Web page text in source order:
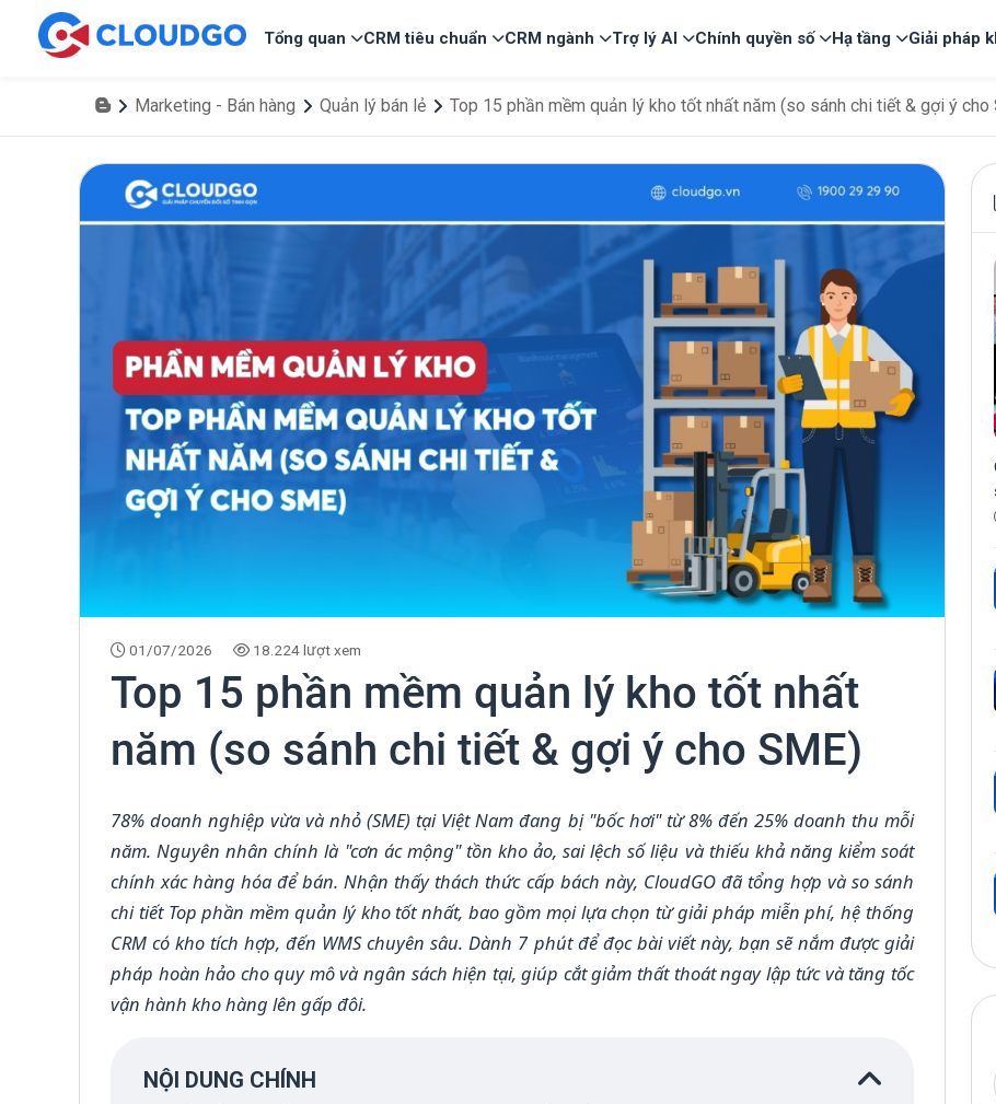
Tổng quan CRM tiêu chuẩn CRM ngành Trợ lý AI Chính quyền số Hạ tầng Giải pháp
Marketing - Bán hàng Quản lý bán lẻ Top 15 phần mềm quản lý kho tốt nhất năm (so sánh chi tiết & gợi ý cho
01/07/2026 18.224 lượt xem
Top 15 phần mềm quản lý kho tốt nhất
năm (so sánh chi tiết & gợi ý cho SME)
78% doanh nghiệp vừa và nhỏ (SME) tại Việt Nam đang bị "bốc hơi" từ 8% đến 25% doanh thu mỗi
năm. Nguyên nhân chính là "cơn ác mộng" tồn kho ảo, sai lệch số liệu và thiếu khả năng kiểm soát
chính xác hàng hóa để bán. Nhận thấy thách thức cấp bách này, CloudGO đã tổng hợp và so sánh
chi tiết Top phần mềm quản lý kho tốt nhất, bao gồm mọi lựa chọn từ giải pháp miễn phí, hệ thống
CRM có kho tích hợp, đến WMS chuyên sâu. Dành 7 phút để đọc bài viết này, bạn sẽ nắm được giải
pháp hoàn hảo cho quy mô và ngân sách hiện tại, giúp cắt giảm thất thoát ngay lập tức và tăng tốc
vận hành kho hàng lên gấp đôi.
NỘI DUNG CHÍNH